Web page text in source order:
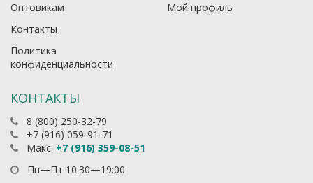
Оптовикам
Контакты
Политика
конфиденциальности
Мой профиль
КОНТАКТЫ
8 (800) 250-32-79
+7 (916) 059-91-71
Макс: +7 (916) 359-08-51
Пн—Пт 10:30—19:00